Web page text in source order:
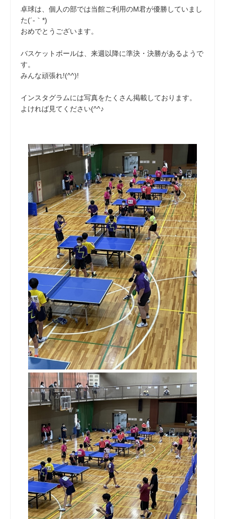
卓球は、個人の部では当館ご利用のM君が優勝していまし
た(´-｀*)
おめでとうございます。
バスケットボールは、来週以降に準決・決勝があるようで
す。
みんな頑張れ!(^^)!
インスタグラムには写真をたくさん掲載しております。
よければ見てください(^^♪